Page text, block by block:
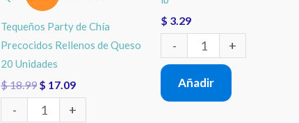
Tequeños Party de Chía
Precocidos Rellenos de Queso
20 Unidades
$18.99 $ 17.09
-
Precocidos
Rellenos
de
Queso
+
$ 3.29
-
Tío
1
+
Añadir